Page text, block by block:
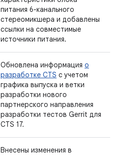
питания 6-канального
стереомикшера и добавлены
ссылки на совместимые
источники питания.
Обновлена ​​информация о
разработке CTS с учетом
графика выпуска и ветки
разработки нового
партнерского направления
разработки тестов Gerrit для
CTS 17.
Внесены изменения в